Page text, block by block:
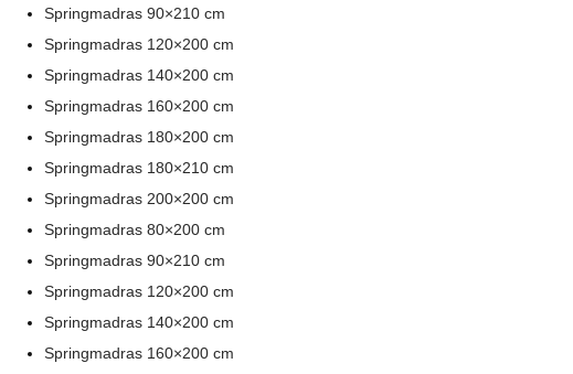
Springmadras 90×210 cm
Springmadras 120×200 cm
Springmadras 140×200 cm
Springmadras 160×200 cm
Springmadras 180×200 cm
Springmadras 180×210 cm
Springmadras 200×200 cm
Springmadras 80×200 cm
Springmadras 90×210 cm
Springmadras 120×200 cm
Springmadras 140×200 cm
Springmadras 160×200 cm